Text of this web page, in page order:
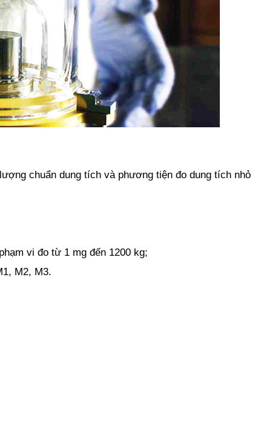
chuẩn dung tích và phương tiện đo dung tích nhỏ
vi đo từ 1 mg đến 1200 kg;
M2, M3.